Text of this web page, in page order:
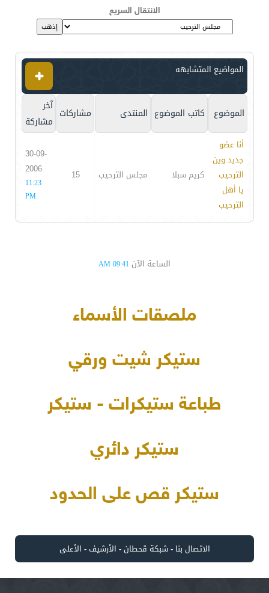
الانتقال السريع
المواضيع المتشابهه
الموضوع كاتب الموضوع المنتدى مشاركات آخر
مشاركة
أنا عضو
جديد وين
الترحيب
يا أهل
الترحيب
كريم سبلا مجلس الترحيب 15
30-09-
2006
11:23
PM
الساعة الآن 09:41 AM
ملصقات الأسماء
ستيكر شيت ورقي
طباعة ستيكرات - ستيكر
ستيكر دائري
ستيكر قص على الحدود
الاتصال بنا -شبكة قحطان- الأرشيف- الأعلى